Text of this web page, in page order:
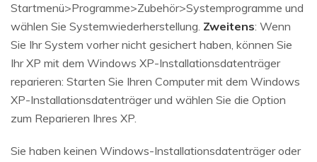
Startmenü>Programme>Zubehör>Systemprogramme und
wählen Sie Systemwiederherstellung. Zweitens: Wenn
Sie Ihr System vorher nicht gesichert haben, können Sie
Ihr XP mit dem Windows XP-Installationsdatenträger
reparieren: Starten Sie Ihren Computer mit dem Windows
XP-Installationsdatenträger und wählen Sie die Option
zum Reparieren Ihres XP.
Sie haben keinen Windows-Installationsdatenträger oder